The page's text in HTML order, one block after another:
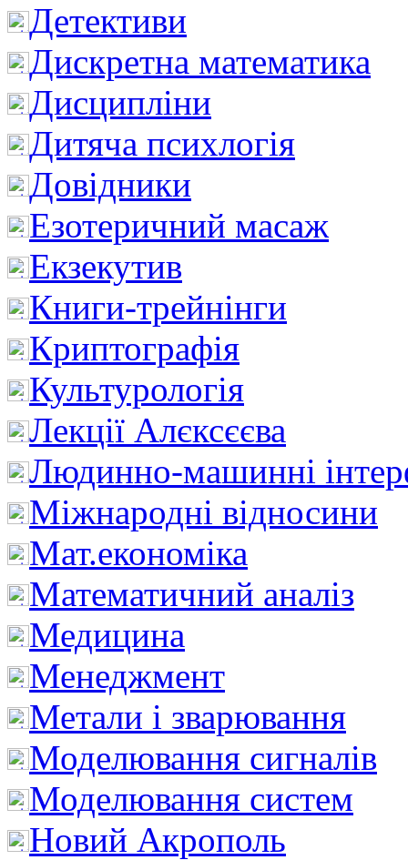
Детективи
Дискретна математика
Дисципліни
Дитяча психлогія
Довідники
Езотеричний масаж
Екзекутив
Книги-трейнінги
Криптографія
Культурологія
Лекції Алєксєєва
Людинно-машинні
Міжнародні відносини
Мат.економіка
Математичний аналіз
Медицина
Менеджмент
Метали і зварювання
Моделювання сигналів
Моделювання систем
Новий Акрополь